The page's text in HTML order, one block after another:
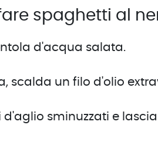
spaghetti al
d'acqua salata.
scalda un filo d'olio
sminuzzati e